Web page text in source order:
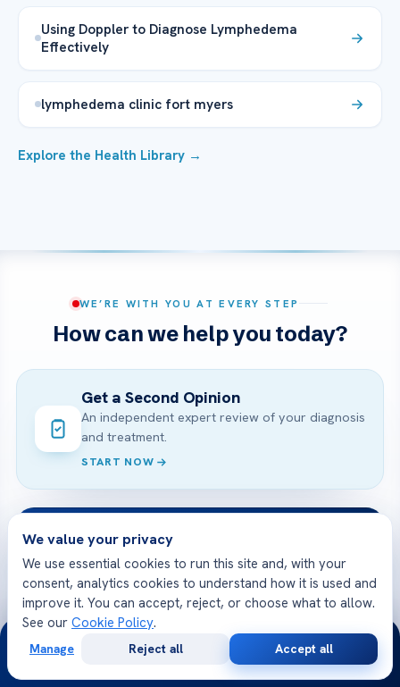
Using Doppler to Diagnose Lymphedema
Effectively
lymphedema clinic fort myers
Explore the Health Library →
WE’RE WITH YOU AT EVERY STEP
How can we help you today?
Get a Second Opinion
An independent expert review of your diagnosis
and treatment.
START NOW
Online Doctor Consultation
Meet an Acibadem specialist by secure video,
before you travel.
BOOK A VIDEO VISIT
Free Medical Consultation
We value your privacy
We use essential cookies to run this site and, with your
consent, analytics cookies to understand how it is used and
improve it. You can accept, reject, or choose what to allow.
See our Cookie Policy.
Manage Reject all Accept all
24/7
Consultation
Opinion